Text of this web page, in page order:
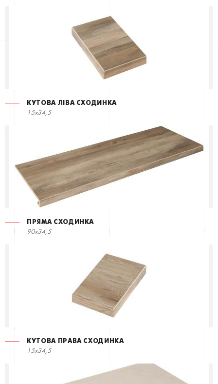
КУТОВА ЛІВА СХОДИНКА
15x34,5
ПРЯМА СХОДИНКА
90x34,5
КУТОВА ПРАВА СХОДИНКА
15x34,5